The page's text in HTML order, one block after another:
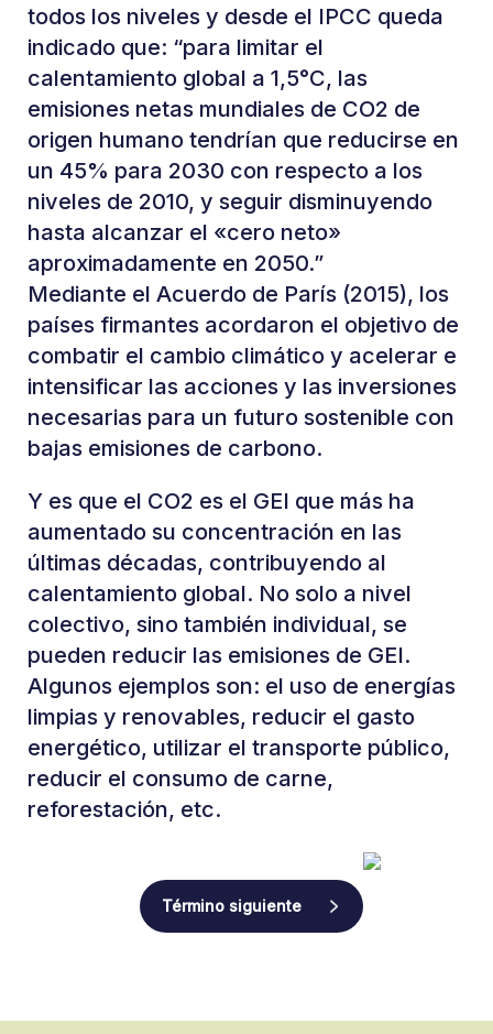
todos los niveles y desde el IPCC queda
indicado que: “para limitar el
calentamiento global a 1,5°C, las
emisiones netas mundiales de CO2 de
origen humano tendrían que reducirse en
un 45% para 2030 con respecto a los
niveles de 2010, y seguir disminuyendo
hasta alcanzar el «cero neto»
aproximadamente en 2050.”
Mediante el Acuerdo de París (2015), los
países firmantes acordaron el objetivo de
combatir el cambio climático y acelerar e
intensificar las acciones y las inversiones
necesarias para un futuro sostenible con
bajas emisiones de carbono.
Y es que el CO2 es el GEI que más ha
aumentado su concentración en las
últimas décadas, contribuyendo al
calentamiento global. No solo a nivel
colectivo, sino también individual, se
pueden reducir las emisiones de GEI.
Algunos ejemplos son: el uso de energías
limpias y renovables, reducir el gasto
energético, utilizar el transporte público,
reducir el consumo de carne,
reforestación, etc.
Término siguiente